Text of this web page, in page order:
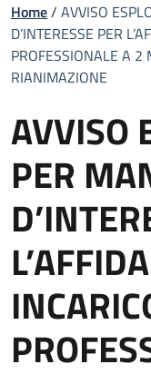
Home/ AVVISO
D’INTERESSE PER
PROFESSIONALE A 2
RIANIMAZIONE
AVVISO
PER